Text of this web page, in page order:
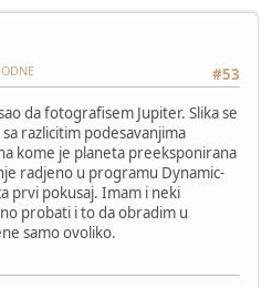
#53
da fotografisem Jupiter. Slika se
razlicitim podesavanjima
kome je planeta preeksponirana
radjeno u programu Dynamic-
prvi pokusaj. Imam i neki
probati i to da obradim u
samo ovoliko.